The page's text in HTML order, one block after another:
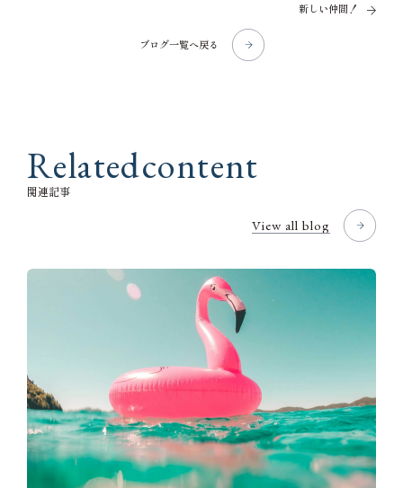
ブログ一覧へ戻る
新しい仲間！
関連記事
Relatedcontent
View all blog